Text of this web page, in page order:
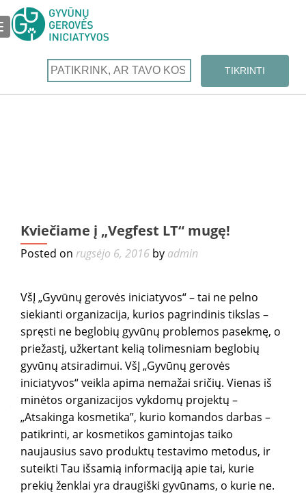
NAVIGATION
Kviečiame į „Vegfest LT“ mugę!
Posted on rugsėjo 6, 2016 by admin
VšĮ „Gyvūnų gerovės iniciatyvos“ – tai ne pelno
siekianti organizacija, kurios pagrindinis tikslas –
spręsti ne beglobių gyvūnų problemos pasekmę, o
priežastį, užkertant kelią tolimesniam beglobių
gyvūnų atsiradimui. VšĮ „Gyvūnų gerovės
iniciatyvos“ veikla apima nemažai sričių. Vienas iš
minėtos organizacijos vykdomų projektų –
„Atsakinga kosmetika”, kurio komandos darbas –
patikrinti, ar kosmetikos gamintojas taiko
naujausius savo produktų testavimo metodus, ir
suteikti Tau išsamią informaciją apie tai, kurie
prekių ženklai yra draugiški gyvūnams, o kurie ne.